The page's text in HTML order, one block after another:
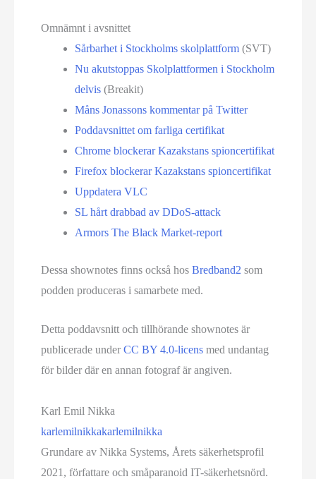
Omnämnt i avsnittet
Sårbarhet i Stockholms skolplattform (SVT)
Nu akutstoppas Skolplattformen i Stockholm
delvis (Breakit)
Måns Jonassons kommentar på Twitter
Poddavsnittet om farliga certifikat
Chrome blockerar Kazakstans spioncertifikat
Firefox blockerar Kazakstans spioncertifikat
Uppdatera VLC
SL hårt drabbad av DDoS-attack
Armors The Black Market-report
Dessa shownotes finns också hosBredband2 som
podden produceras i samarbete med.
Detta poddavsnitt och tillhörande shownotes är
publicerade underCC BY 4.0-licens med undantag
för bilder där en annan fotograf är angiven.
Karl Emil Nikka
karlemilnikkakarlemilnikka
Grundare av Nikka Systems, Årets säkerhetsprofil
2021, författare och småparanoid IT-säkerhetsnörd.